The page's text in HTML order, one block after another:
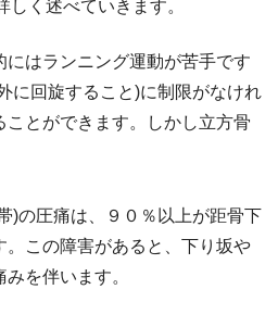
く述べていきます。
にはランニング運動が苦手です
に回旋すること)に制限がなけれ
ことができます。しかし立方骨
)の圧痛は、９０％以上が距骨下
。この障害があると、下り坂や
を伴います。